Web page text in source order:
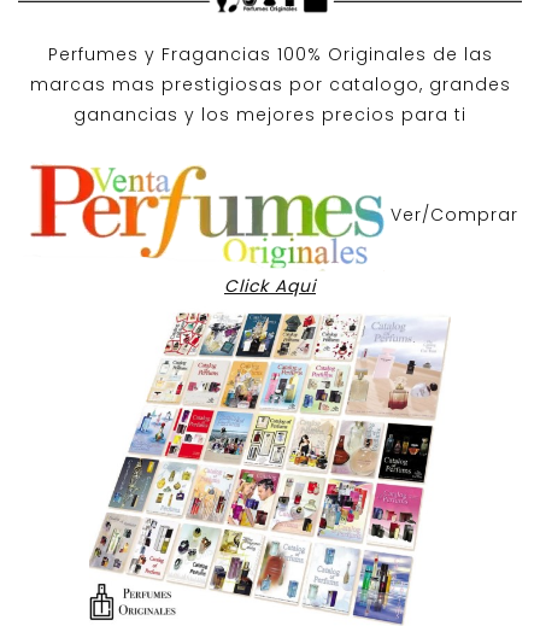
Perfumes y Fragancias 100% Originales de las
marcas mas prestigiosas por catalogo, grandes
ganancias y los mejores precios para ti
Ver/Comprar
Click Aqui